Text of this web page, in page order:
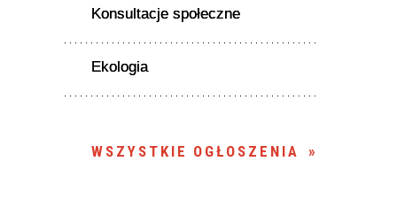
Konsultacje społeczne
Ekologia
WSZYSTKIE OGŁOSZENIA